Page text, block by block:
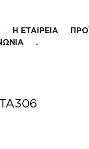
Η ΕΤΑΙΡΕΙΑ
.
TA306